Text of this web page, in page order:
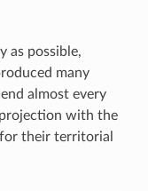
as possible,
many
almost every
with the
their territorial